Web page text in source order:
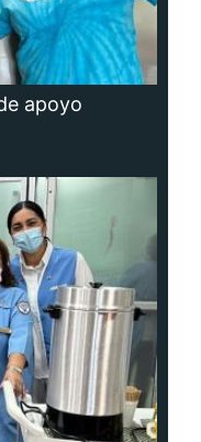
apoyo